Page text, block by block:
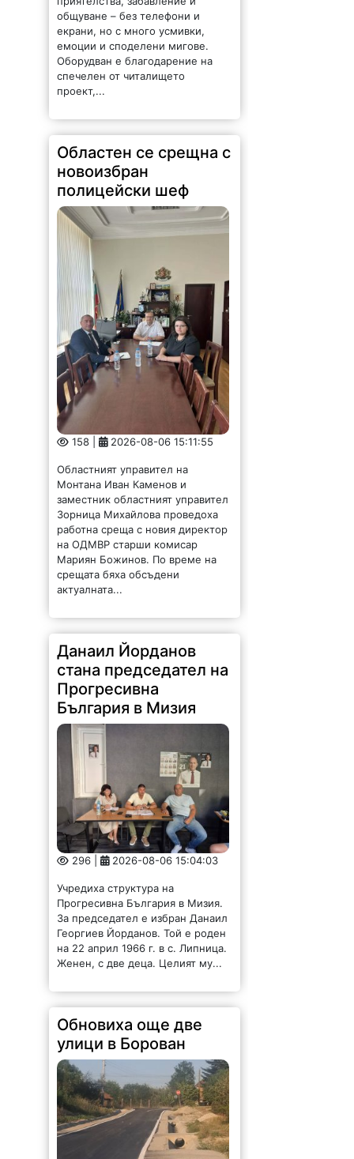
емоции и споделени мигове.
Оборудван е благодарение на
спечелен от читалището
проект,...
Областен се срещна с
новоизбран
полицейски шеф
158 | 2026-08-06 15:11:55
Областният управител на
Монтана Иван Каменов и
заместник областният управител
Зорница Михайлова проведоха
работна среща с новия директор
на ОДМВР старши комисар
Мариян Божинов. По време на
срещата бяха обсъдени
актуалната...
Данаил Йорданов
стана председател на
Прогресивна
България в Мизия
296 | 2026-08-06 15:04:03
Учредиха структура на
Прогресивна България в Мизия.
За председател е избран Данаил
Георгиев Йорданов. Той е роден
на 22 април 1966 г. в с. Липница.
Женен, с две деца. Целият му...
Обновиха още две
улици в Борован